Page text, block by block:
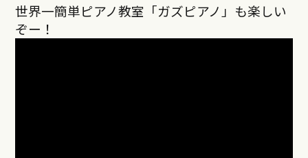
世界一簡単ピアノ教室「ガズピアノ」も楽しい
ぞー！